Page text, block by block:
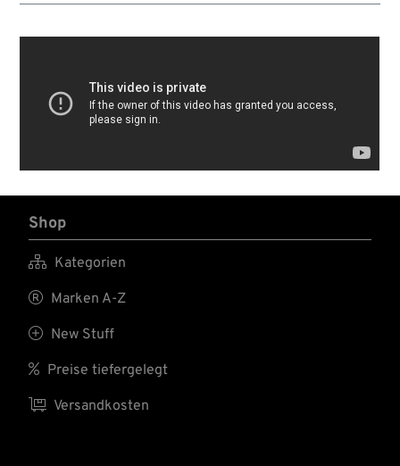
Shop
 Kategorien
 Marken A-Z
 New Stuff
 Preise tiefergelegt
 Versandkosten